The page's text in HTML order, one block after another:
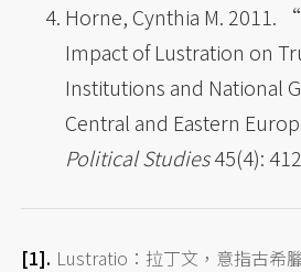
Horne, Cynthia M. 2011.
Impact of Lustration on
Institutions and National
Central and Eastern
Political Studies45(4):
Lustratio：拉丁文，意指古希